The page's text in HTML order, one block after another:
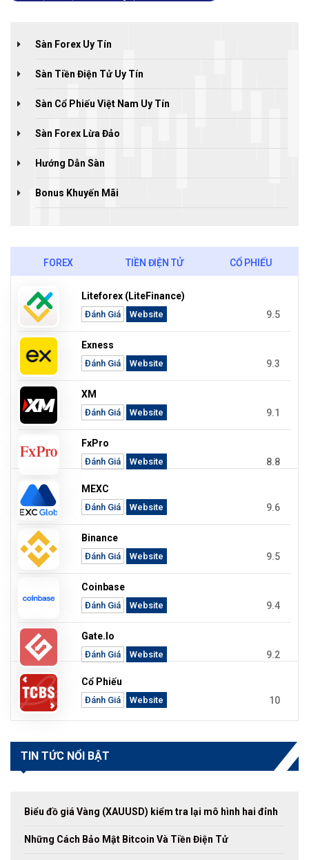
Sàn Forex Uy Tín
Sàn Tiền Điện Tử Uy Tín
Sàn Cổ Phiếu Việt Nam Uy Tín
Sàn Forex Lừa Đảo
Hướng Dẫn Sàn
Bonus Khuyến Mãi
FOREX TIỀN ĐIỆN TỬ CỔ PHIẾU
Liteforex (LiteFinance)
Đánh Giá Website 9.5
Exness
Đánh Giá Website 9.3
XM
Đánh Giá Website 9.1
FxPro
Đánh Giá Website 8.8
MEXC
Đánh Giá Website 9.6
Binance
Đánh Giá Website 9.5
Coinbase
Đánh Giá Website 9.4
Gate.io
Đánh Giá Website 9.2
Cổ Phiếu
Đánh Giá Website 10
TIN TỨC NỔI BẬT
Biểu đồ giá Vàng (XAUUSD) kiểm tra lại mô hình hai đỉnh
Những Cách Bảo Mật Bitcoin Và Tiền Điện Tử